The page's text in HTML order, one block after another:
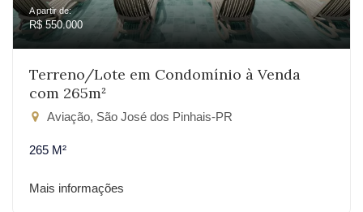
A partir de:
R$ 550.000
Terreno/Lote em Condomínio à Venda
com 265m²
Aviação, São José dos Pinhais-PR
265 M²
Mais informações